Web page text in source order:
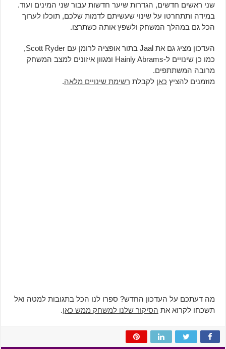
שני ראשים חדשים, הגדרות שיער חדשות עבור שני המינים ועוד.
במידה ותתחרטו על שינוי שעשיתם לדמות שלכם, תוכלו לערוך
הכל גם במהלך המשחק ולשפץ אותה כשתרצו.
העדכון מציג גם את Jaal בתור אופציה לרומן עם Scott Ryder,
כמו כן שינויים ל-Hainly Abrams ומגוון איזונים למצב המשחק
מרובה המשתתפים.
מוזמנים להציץ כאןלקבלת רשימת שינויים מלאה.
מה דעתכם על העדכון החדש? ספרו לנו הכל בתגובות למטה ואל
תשכחו לקרוא את הסיקור שלנו למשחק ממש כאן.